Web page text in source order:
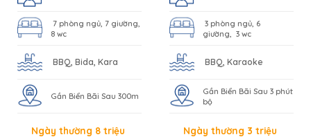
7 phòng ngủ, 7 giường,
8 wc
BBQ, Bida, Kara
Gần Biển Bãi Sau 300m
Ngày thường 8 triệu
3 phòng ngủ, 6
giường, 3 wc
BBQ, Karaoke
Gần Biển Bãi Sau 3 phút
bộ
Ngày thường 3 triệu